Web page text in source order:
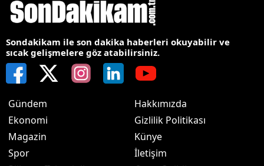
Sondakikam ile son dakika haberleri okuyabilir ve
sıcak gelişmelere göz atabilirsiniz.
Gündem
Ekonomi
Magazin
Spor
Hakkımızda
Gizlilik Politikası
Künye
İletişim